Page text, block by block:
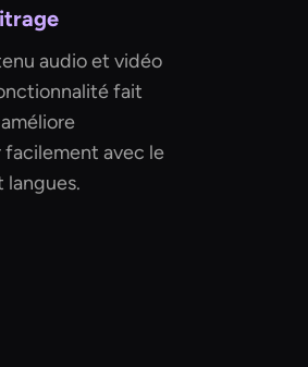
audio et vidéo
fait
avec le